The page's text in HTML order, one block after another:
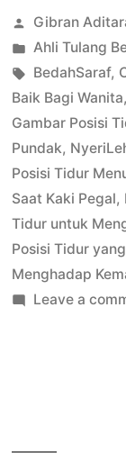
Posted
by
Gibran
Posted
in
Ahli Tulang
Tags:
BedahSaraf,
Baik Bagi Wanita,
Gambar Posisi
Pundak,
Posisi Tidur
Saat Kaki Pegal,
Tidur untuk
Posisi Tidur
Menghadap
Leave a